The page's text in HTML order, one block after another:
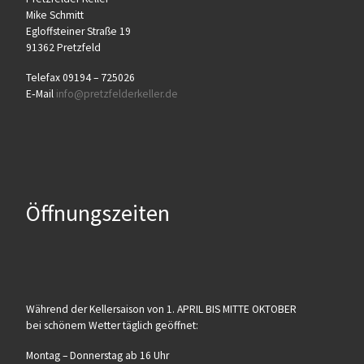
Mike Schmitt
Egloff­stei­ner Stra­ße 19
91362 Pretzfeld
Tele­fax 09194 – 725026
E‑Mail info@​pretzfelderkeller.​de
Öffnungszeiten
Wäh­rend der Kel­ler­sai­son von 1. APRIL BIS MITTE OKTOBER
bei schö­nem Wet­ter täg­lich geöffnet:
Mon­tag – Don­ners­tag ab 16 Uhr